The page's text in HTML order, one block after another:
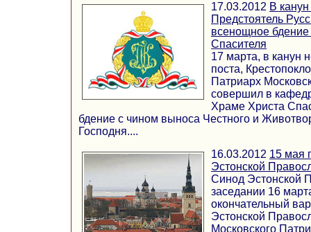
17.03.2012 В
Предстоятель
всенощное
Спасителя
17 марта, в канун
поста,
Патриарх
совершил в
Храме Христа
бдение с чином выноса Честного и
Господня....
16.03.2012 15 мая
Эстонской
Синод Эстонской
заседании 16
окончательный
Эстонской
Московского